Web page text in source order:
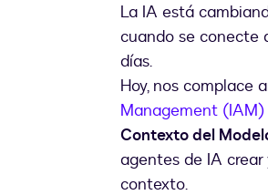
La IA está
cuando se conecte
días.
Hoy, nos complace
Management (IAM)
Contexto del
agentes de IA
contexto.